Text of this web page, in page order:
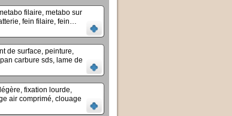
filaire, metabo sur
fein filaire, fein…
de surface, peinture,
carbure sds, lame de
fixation lourde,
air comprimé, clouage